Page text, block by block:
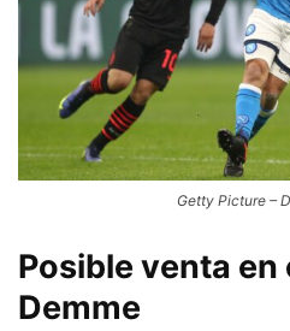
Getty Picture –
Posible venta en
Demme